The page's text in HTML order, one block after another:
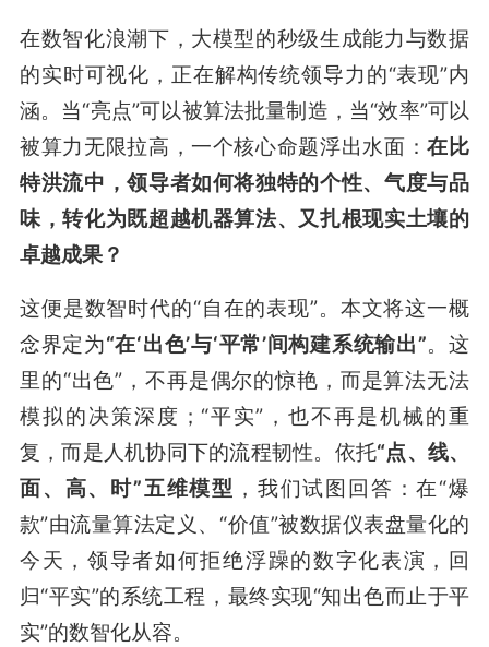
在数智化浪潮下，大模型的秒级生成能力与数据
的实时可视化，正在解构传统领导力的“表现”内
涵。当“亮点”可以被算法批量制造，当“效率”可以
被算力无限拉高，一个核心命题浮出水面：在比
特洪流中，领导者如何将独特的个性、气度与品
味，转化为既超越机器算法、又扎根现实土壤的
卓越成果？
这便是数智时代的“自在的表现”。本文将这一概
念界定为“在‘出色’与‘平常’间构建系统输出”。这
里的“出色”，不再是偶尔的惊艳，而是算法无法
模拟的决策深度；“平实”，也不再是机械的重
复，而是人机协同下的流程韧性。依托“点、线、
面、高、时”五维模型 ，我们试图回答：在“爆
款”由流量算法定义、“价值”被数据仪表盘量化的
今天，领导者如何拒绝浮躁的数字化表演，回
归“平实”的系统工程，最终实现“知出色而止于平
实”的数智化从容。